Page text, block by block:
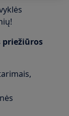
priežiūros